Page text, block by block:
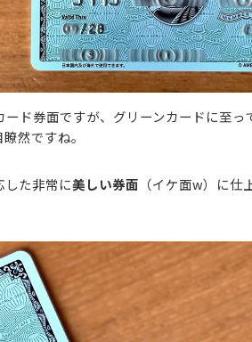
ド券面ですが、グリーンカードに至っ
然ですね。
した非常に美しい券面 （イケ面w）に仕